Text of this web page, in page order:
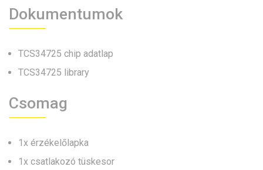
Dokumentumok
TCS34725 chip adatlap
TCS34725 library
Csomag
1x érzékelőlapka
1x csatlakozó tüskesor